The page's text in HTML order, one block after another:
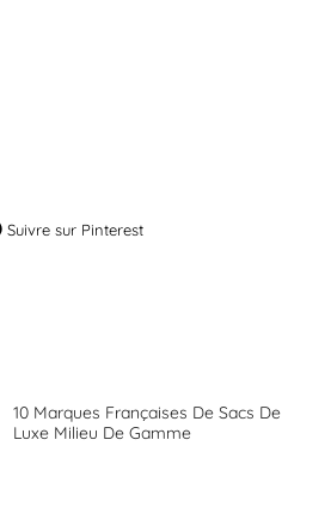
Suivre sur Pinterest
10 Marques Françaises De Sacs De
Luxe Milieu De Gamme